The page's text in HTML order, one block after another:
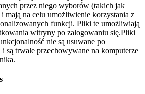
przez niego wyborów (takich jak
mają na celu umożliwienie korzystania z
funkcji. Pliki te umożliwiają
witryny po zalogowaniu się.Pliki
nie są usuwane po
są trwale przechowywane na komputerze